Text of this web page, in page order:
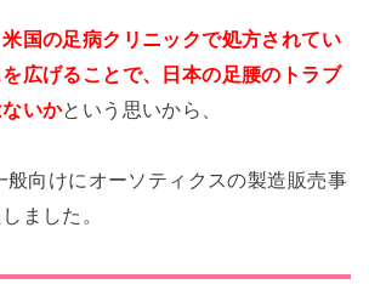
米国の足病クリニックで処方されてい
広げることで、
日本の足腰のトラブ
いかという思いから、
般向けにオーソティクスの製造販売事
ました。